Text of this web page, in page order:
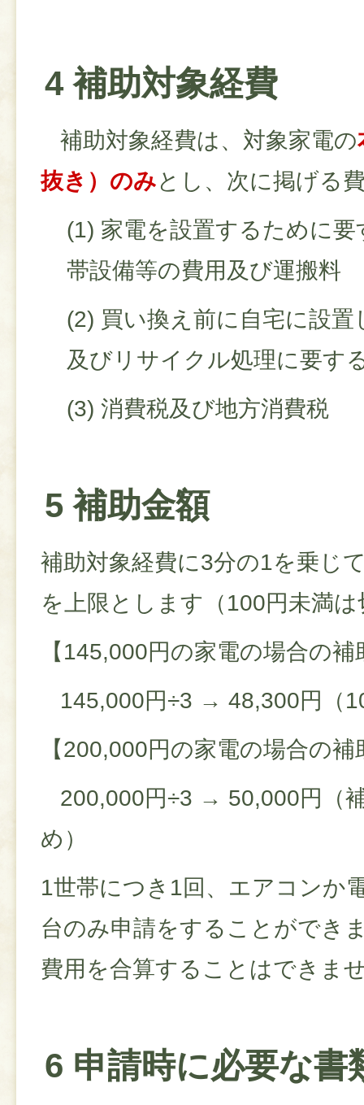
4 補助対象経費
補助対象経費は、対象家電の
抜き）のみとし、次に掲げる
(1) 家電を設置するために
帯設備等の費用及び運搬料
(2) 買い換え前に自宅に設
及びリサイクル処理に要す
(3) 消費税及び地方消費税
5 補助金額
補助対象経費に3分の1を乗じ
を上限とします（100円未満
【145,000円の家電の場合の
145,000円÷3 → 48,300円（
【200,000円の家電の場合の
200,000円÷3 → 50,000円（
め）
1世帯につき1回、エアコンか
台のみ申請をすることができ
費用を合算することはできま
6 申請時に必要な書